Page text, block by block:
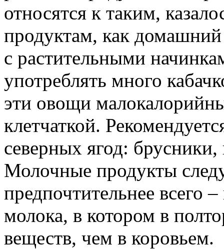
относятся к таким,
продуктам, как
с растительными
употреблять много
эти овощи
клетчаткой.
северных ягод:
Молочные продукты
предпочтительнее всего
молока, в котором в
веществ, чем в коровьем.